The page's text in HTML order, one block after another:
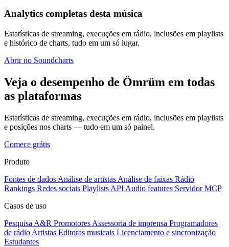
Analytics completas desta música
Estatísticas de streaming, execuções em rádio, inclusões em playlists
e histórico de charts, tudo em um só lugar.
Abrir no Soundcharts
Veja o desempenho de Ömrüm em todas
as plataformas
Estatísticas de streaming, execuções em rádio, inclusões em playlists
e posições nos charts — tudo em um só painel.
Comece grátis
Produto
Fontes de dados Análise de artistas Análise de faixas Rádio
Rankings Redes sociais Playlists API Audio features Servidor MCP
Casos de uso
Pesquisa A&R Promotores Assessoria de imprensa Programadores
de rádio Artistas Editoras musicais Licenciamento e sincronização
Estudantes